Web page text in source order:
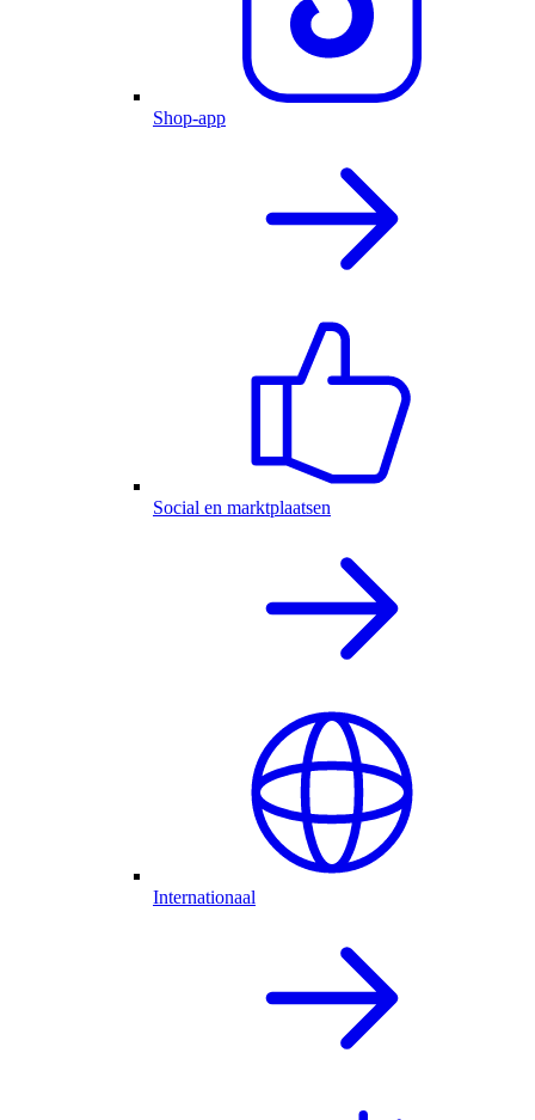
Shop-app
Social en marktplaatsen
Internationaal